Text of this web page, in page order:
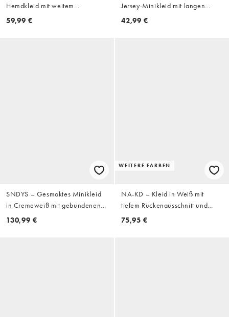
Hemdkleid mit weitem
Ärmelaufschlag in Schwarz
59,99 €
Jersey-Minikleid mit langen
Trompetenärmeln in
42,99 €
SNDYS – Gesmoktes Minikleid
in Cremeweiß mit gebundenen
Ärmeln und geraffter Taille
130,99 €
WEITERE FARBEN
NA-KD – Kleid in Weiß mit
tiefem Rückenausschnitt und
Ärmeldetail
75,95 €